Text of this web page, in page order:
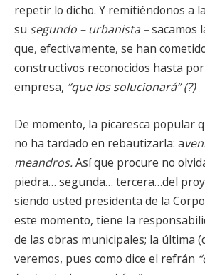
repetir lo dicho. Y remitiéndonos a
su segundo – urbanista –sacamos
que, efectivamente, se han
constructivos reconocidos hasta
empresa, “que los solucionará” (?)
De momento, la picaresca popular
no ha tardado en rebautizarla: a
meandros.Así que procure no
piedra… segunda… tercera…del
siendo usted presidenta de la
este momento, tiene la
de las obras municipales; la última
veremos, pues como dice el refrán